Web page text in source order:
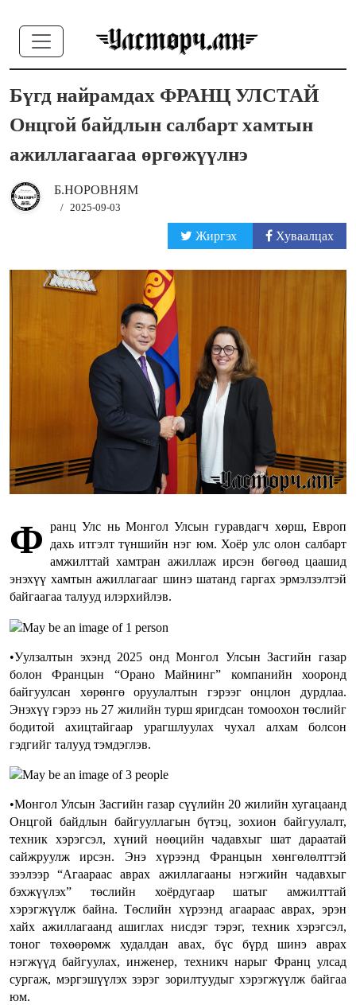
Бүгд найрамдах ФРАНЦ УЛСТАЙ
Онцгой байдлын салбарт хамтын
ажиллагаагаа өргөжүүлнэ
Б.НОРОВНЯМ
/ 2025-09-03
Жиргэх Хуваалцах
Ф ранц Улс нь Монгол Улсын гуравдагч хөрш, Европ
дахь итгэлт түншийн нэг юм. Хоёр улс олон салбарт
амжилттай хамтран ажиллаж ирсэн бөгөөд цаашид
энэхүү хамтын ажиллагааг шинэ шатанд гаргах эрмэлзэлтэй
байгаагаа талууд илэрхийлэв.
•Уулзалтын эхэнд 2025 онд Монгол Улсын Засгийн газар
болон Францын “Орано Майнинг” компанийн хооронд
байгуулсан хөрөнгө оруулалтын гэрээг онцлон дурдлаа.
Энэхүү гэрээ нь 27 жилийн турш яригдсан томоохон төслийг
бодитой ахицтайгаар урагшлуулах чухал алхам болсон
гэдгийг талууд тэмдэглэв.
•Монгол Улсын Засгийн газар сүүлийн 20 жилийн хугацаанд
Онцгой байдлын байгууллагын бүтэц, зохион байгуулалт,
техник хэрэгсэл, хүний нөөцийн чадавхыг шат дараатай
сайжруулж ирсэн. Энэ хүрээнд Францын хөнгөлөлттэй
зээлээр “Агаараас аврах ажиллагааны нэгжийн чадавхыг
бэхжүүлэх” төслийн хоёрдугаар шатыг амжилттай
хэрэгжүүлж байна. Төслийн хүрээнд агаараас аврах, эрэн
хайх ажиллагаанд ашиглах нисдэг тэрэг, техник хэрэгсэл,
тоног төхөөрөмж худалдан авах, бүс бүрд шинэ аврах
нэгжүүд байгуулах, инженер, техникч нарыг Франц улсад
сургаж, мэргэшүүлэх зэрэг зорилтуудыг хэрэгжүүлж байгаа
юм.